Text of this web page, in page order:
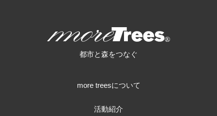
都市と森をつなぐ
more treesについて
活動紹介